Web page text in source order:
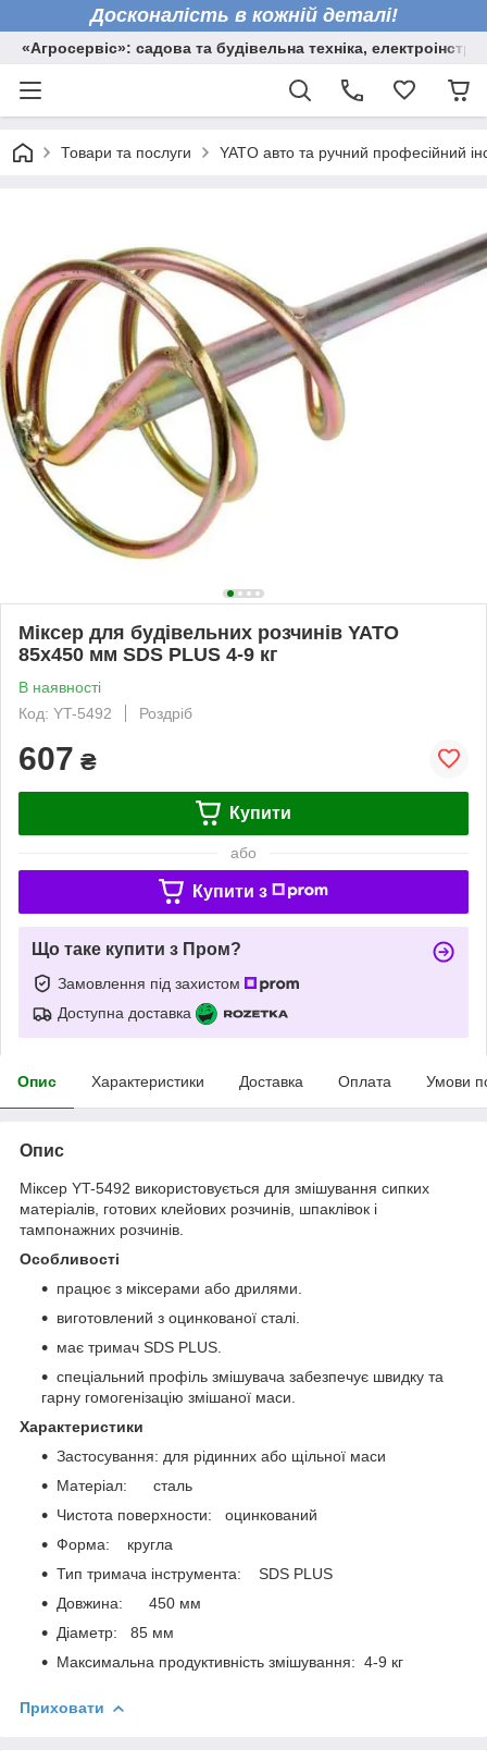
Досконалість в кожній деталі!
«Агросервіс»: садова та будівельна техніка,
Товари та послуги YATO авто та ручний професійний
Міксер для будівельних розчинів YATO
85x450 мм SDS PLUS 4-9 кг
В наявності
Код: YT-5492
Роздріб
607 ₴
Купити
або
Купити з
Що таке купити з Пром?
Замовлення під захистом
Доступна доставка
Опис Характеристики Доставка Оплата Умови
Опис
Міксер YT-5492 використовується для змішування сипких
матеріалів, готових клейових розчинів, шпаклівок і
тампонажних розчинів.
Особливості
працює з міксерами або дрилями.
виготовлений з оцинкованої сталі.
має тримач SDS PLUS.
спеціальний профіль змішувача забезпечує швидку та
гарну гомогенізацію змішаної маси.
Характеристики
Застосування: для рідинних або щільної маси
Матеріал: сталь
Чистота поверхности: оцинкований
Форма: кругла
Тип тримача інструмента: SDS PLUS
Довжина: 450 мм
Діаметр: 85 мм
Максимальна продуктивність змішування: 4-9 кг
Приховати